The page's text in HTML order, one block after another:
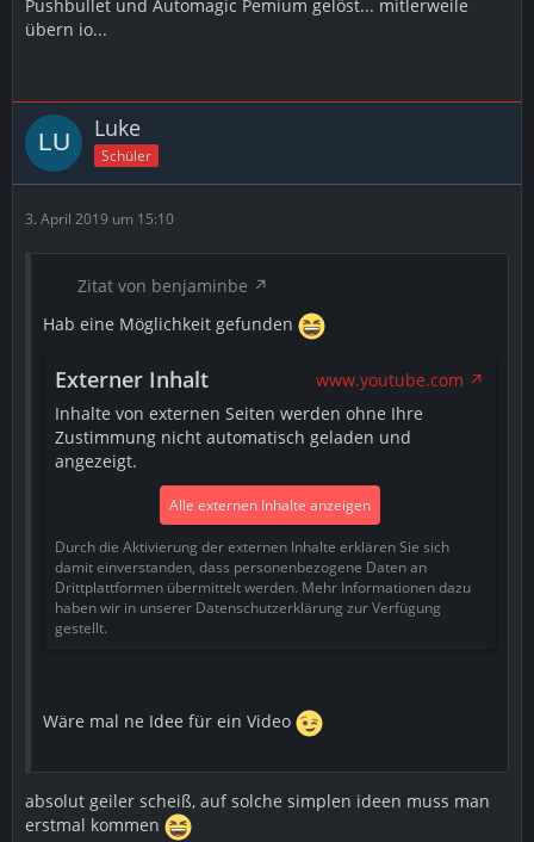
Pushbullet und Automagic Pemium gelöst... mitlerweile
übern io...
Luke
Schüler
3. April 2019 um 15:10
Zitat von benjaminbe
Hab eine Möglichkeit gefunden
Externer Inhalt
www.youtube.com
Inhalte von externen Seiten werden ohne Ihre
Zustimmung nicht automatisch geladen und
angezeigt.
Alle externen Inhalte anzeigen
Durch die Aktivierung der externen Inhalte erklären Sie sich
damit einverstanden, dass personenbezogene Daten an
Drittplattformen übermittelt werden. Mehr Informationen dazu
haben wir in unserer Datenschutzerklärung zur Verfügung
gestellt.
Wäre mal ne Idee für ein Video
absolut geiler scheiß, auf solche simplen ideen muss man
erstmal kommen